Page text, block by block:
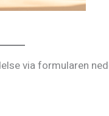
via formularen